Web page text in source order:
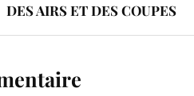
DES AIRS ET DES COUPES